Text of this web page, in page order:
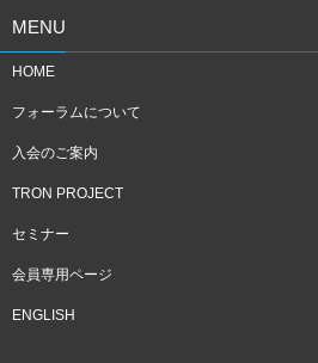
MENU
HOME
フォーラムについて
入会のご案内
TRON PROJECT
セミナー
会員専用ページ
ENGLISH